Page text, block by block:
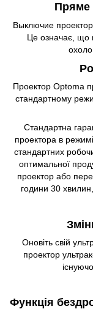
Пряме
Выключие
Це означає, що
Проектор Optoma
стандартному
Стандартна
проектора в
стандартних
оптимальної
проектор або
години 30
Оновіть свій
проектор
Функція